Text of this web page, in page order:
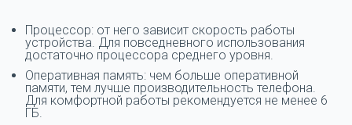
Процессор: от него зависит скорость работы
устройства. Для повседневного использования
достаточно процессора среднего уровня.
Оперативная память: чем больше оперативной
памяти, тем лучше производительность телефона.
Для комфортной работы рекомендуется не менее 6
ГБ.